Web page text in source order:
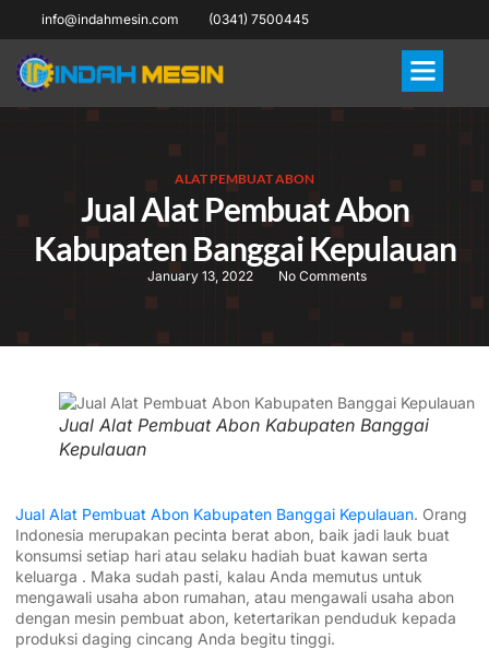
info@indahmesin.com (0341) 7500445
ALAT PEMBUAT ABON
Jual Alat Pembuat Abon
Kabupaten Banggai Kepulauan
January 13, 2022 No Comments
Jual Alat Pembuat Abon Kabupaten Banggai
Kepulauan
Jual Alat Pembuat Abon Kabupaten Banggai Kepulauan. Orang
Indonesia merupakan pecinta berat abon, baik jadi lauk buat
konsumsi setiap hari atau selaku hadiah buat kawan serta
keluarga . Maka sudah pasti, kalau Anda memutus untuk
mengawali usaha abon rumahan, atau mengawali usaha abon
dengan mesin pembuat abon, ketertarikan penduduk kepada
produksi daging cincang Anda begitu tinggi.